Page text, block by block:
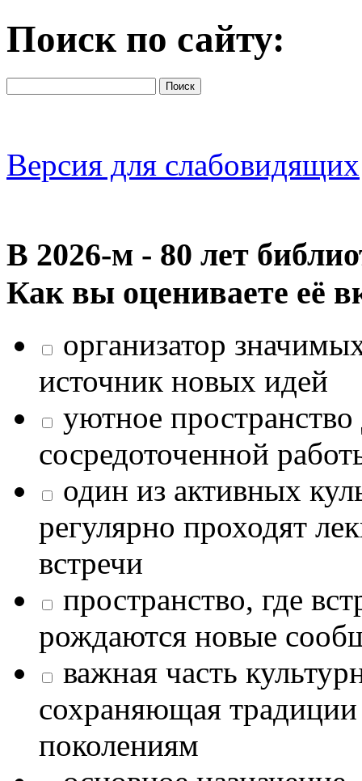
Поиск по сайту:
Версия для слабовидящих
В 2026‑м - 80 лет
Как вы оцениваете её
организатор
источник новых идей
уютное
сосредоточенной
один из активных
регулярно проходят
встречи
пространство, где
рождаются новые
важная часть
сохраняющая
поколениям